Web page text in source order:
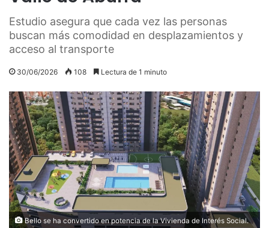
Estudio asegura que cada vez las personas
buscan más comodidad en desplazamientos y
acceso al transporte
30/06/2026 108 Lectura de 1 minuto
Bello se ha convertido en potencia de la Vivienda de Interés Social.